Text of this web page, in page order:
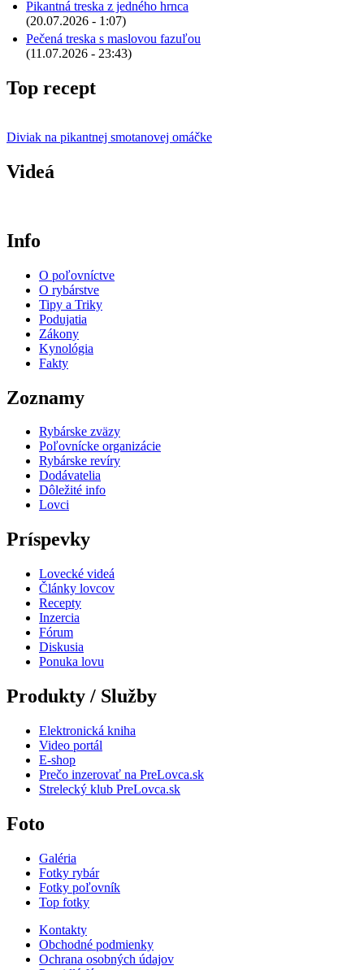
Pikantná treska z jedného hrnca
(20.07.2026 - 1:07)
Pečená treska s maslovou fazuľou
(11.07.2026 - 23:43)
Top recept
Diviak na pikantnej smotanovej omáčke
Videá
Info
O poľovníctve
O rybárstve
Tipy a Triky
Podujatia
Zákony
Kynológia
Fakty
Zoznamy
Rybárske zväzy
Poľovnícke organizácie
Rybárske revíry
Dodávatelia
Dôležité info
Lovci
Príspevky
Lovecké videá
Články lovcov
Recepty
Inzercia
Fórum
Diskusia
Ponuka lovu
Produkty / Služby
Elektronická kniha
Video portál
E-shop
Prečo inzerovať na PreLovca.sk
Strelecký klub PreLovca.sk
Foto
Galéria
Fotky rybár
Fotky poľovník
Top fotky
Kontakty
Obchodné podmienky
Ochrana osobných údajov